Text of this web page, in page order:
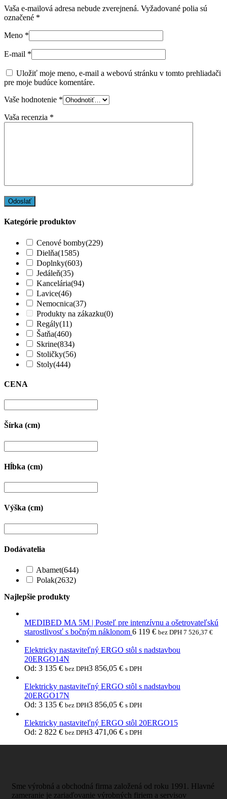
Vaša e-mailová adresa nebude zverejnená. Vyžadované polia sú
označené *
Meno *
E-mail *
Uložiť moje meno, e-mail a webovú stránku v tomto prehliadači
pre moje budúce komentáre.
Vaše hodnotenie *
Vaša recenzia *
Kategórie produktov
Cenové bomby(229)
Dielňa(1585)
Doplnky(603)
Jedáleň(35)
Kancelária(94)
Lavice(46)
Nemocnica(37)
Produkty na zákazku(0)
Regály(11)
Šatňa(460)
Skrine(834)
Stoličky(56)
Stoly(444)
CENA
Šírka (cm)
Hĺbka (cm)
Výška (cm)
Dodávatelia
Abamet(644)
Polak(2632)
Najlepšie produkty
MEDIBED MA 5M | Posteľ pre intenzívnu a ošetrovateľskú
starostlivosť s bočným náklonom 6 119 € bez DPH 7 526,37 €
Elektricky nastaviteľný ERGO stôl s nadstavbou
20ERGO14N
Od: 3 135 € bez DPH3 856,05 € s DPH
Elektricky nastaviteľný ERGO stôl s nadstavbou
20ERGO17N
Od: 3 135 € bez DPH3 856,05 € s DPH
Elektricky nastaviteľný ERGO stôl 20ERGO15
Od: 2 822 € bez DPH3 471,06 € s DPH
Sme výrobná a obchodná firma založená od roku 1991. Hlavné
zameranie je zariaďovanie výrobných firiem a servisov